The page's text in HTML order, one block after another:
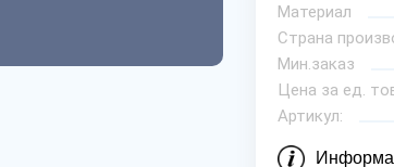
Материал
Страна
Мин.заказ
Цена за ед.
Артикул: